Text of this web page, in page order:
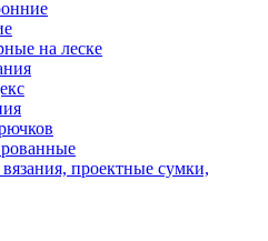
на леске
проектные сумки,